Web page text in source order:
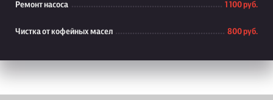
Ремонт насоса 1 100 руб.
Чистка от кофейных масел 800 руб.